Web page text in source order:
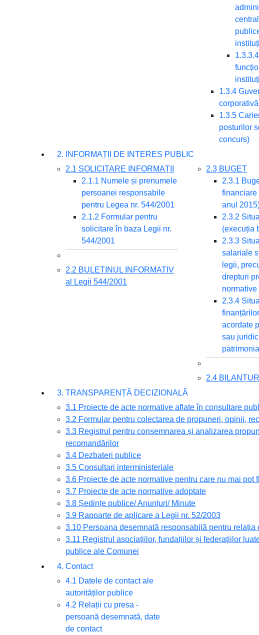
1.3.4
corporativă
1.3.5
posturilor
concurs)
2. INFORMAȚII DE INTERES PUBLIC
2.1 SOLICITARE INFORMAȚII
2.1.1 Numele și prenumele
persoanei responsabile
pentru Legea nr. 544/2001
2.1.2 Formular pentru
solicitare în baza Legii nr.
544/2001
2.2 BULETINUL INFORMATIV
al Legii 544/2001
2.3 BUGET
2.3.1
financiare
anul
2.3.2
(execuția
2.3.3
salariale
legii,
drepturi
normative
2.3.4
acordate
sau
patrimonial
2.4
3. TRANSPARENȚĂ DECIZIONALĂ
3.1 Proiecte de acte normative aflate în consultare
3.2 Formular pentru colectarea de propuneri, opinii,
3.3 Registrul pentru consemnarea și analizarea
recomandărilor
3.4 Dezbateri publice
3.5 Consultari interministeriale
3.6 Proiecte de acte normative pentru care nu mai pot
3.7 Proiecte de acte normative adoptate
3.8 Ședințe publice/ Anunțuri/ Minute
3.9 Rapoarte de aplicare a Legii nr. 52/2003
3.10 Persoana desemnată responsabilă pentru relația
3.11 Registrul asociațiilor, fundațiilor și federațiilor
publice ale Comunei
4. Contact
4.1 Datele de contact ale
autorităților publice
4.2 Relații cu presa -
persoană desemnată, date
de contact